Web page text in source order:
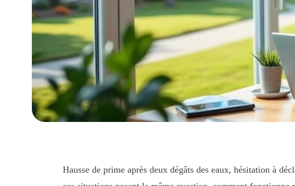
Hausse de prime après deux dégâts des eaux, hésitation à